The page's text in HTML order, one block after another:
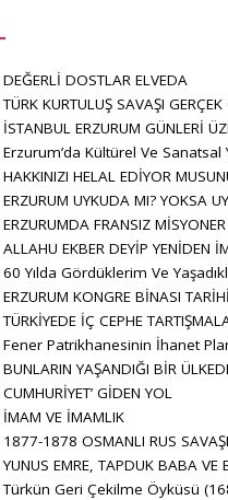
DEĞERLİ DOSTLAR ELVEDA
TÜRK KURTULUŞ SAVAŞI
İSTANBUL ERZURUM GÜNLERİ
Erzurum’da Kültürel Ve Sanatsal
HAKKINIZI HELAL EDİYOR
ERZURUM UYKUDA MI? YOKSA
ERZURUMDA FRANSIZ
ALLAHU EKBER DEYİP YENİDEN
60 Yılda Gördüklerim Ve
ERZURUM KONGRE BİNASI TARİHİ
TÜRKİYEDE İÇ CEPHE
Fener Patrikhanesinin İhanet
BUNLARIN YAŞANDIĞI BİR
CUMHURİYET’ GİDEN YOL
İMAM VE İMAMLIK
1877-1878 OSMANLI RUS
YUNUS EMRE, TAPDUK BABA VE
Türkün Geri Çekilme Öyküsü